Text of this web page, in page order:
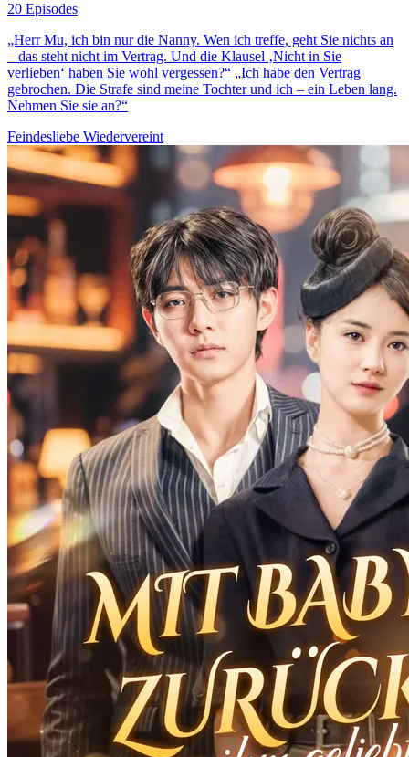
20 Episodes
„Herr Mu, ich bin nur die Nanny. Wen ich treffe, geht Sie nichts an
– das steht nicht im Vertrag. Und die Klausel ‚Nicht in Sie
verlieben‘ haben Sie wohl vergessen?“ „Ich habe den Vertrag
gebrochen. Die Strafe sind meine Tochter und ich – ein Leben lang.
Nehmen Sie sie an?“
Feindesliebe Wiedervereint